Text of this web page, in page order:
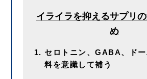
イライラを抑えるサプリ
め
セロトニン、GABA、ド
料を意識して補う